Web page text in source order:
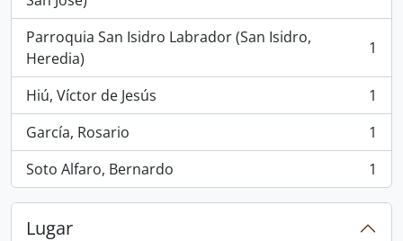
Parroquia San Isidro Labrador (San Isidro,
Heredia)
, 1 resultados 1
Hiú, Víctor de Jesús
, 1 resultados
1
García, Rosario
, 1 resultados
1
Soto Alfaro, Bernardo
, 1 resultados 1
Lugar